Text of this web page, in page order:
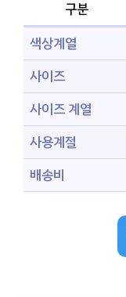
구분
색상계열
사이즈
사이즈 계열
사용계절
배송비